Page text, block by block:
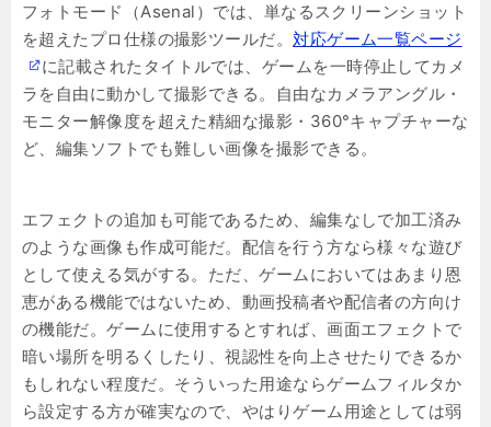
フォトモード（Asenal）では、単なるスクリーンショット
を超えたプロ仕様の撮影ツールだ。対応ゲーム一覧ページ
に記載されたタイトルでは、ゲームを一時停止してカメ
ラを自由に動かして撮影できる。自由なカメラアングル・
モニター解像度を超えた精細な撮影・360°キャプチャーな
ど、編集ソフトでも難しい画像を撮影できる。
エフェクトの追加も可能であるため、編集なしで加工済み
のような画像も作成可能だ。配信を行う方なら様々な遊び
として使える気がする。ただ、ゲームにおいてはあまり恩
恵がある機能ではないため、動画投稿者や配信者の方向け
の機能だ。ゲームに使用するとすれば、画面エフェクトで
暗い場所を明るくしたり、視認性を向上させたりできるか
もしれない程度だ。そういった用途ならゲームフィルタか
ら設定する方が確実なので、やはりゲーム用途としては弱